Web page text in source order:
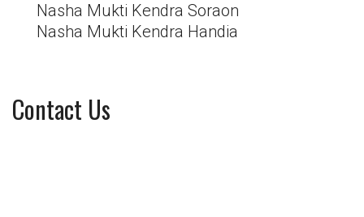
Nasha Mukti Kendra Soraon
Nasha Mukti Kendra Handia
Contact Us